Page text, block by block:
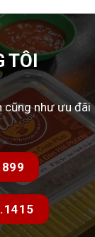
TÔI
cũng như ưu đãi